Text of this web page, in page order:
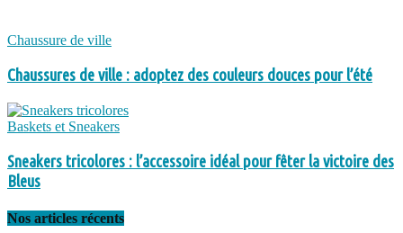
Chaussure de ville
Chaussures de ville : adoptez des couleurs douces pour l’été
Baskets et Sneakers
Sneakers tricolores : l’accessoire idéal pour fêter la victoire des
Bleus
Nos articles récents